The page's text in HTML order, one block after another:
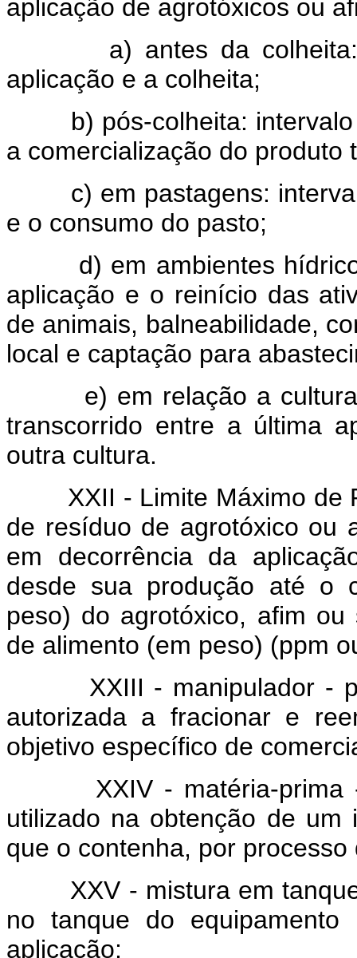
aplicação de agrotóxicos ou
a) antes da
aplicação e a colheita;
b) pós-colheita:
a comercialização do produto
c) em pastagens:
e o consumo do pasto;
d) em ambientes
aplicação e o reinício das
de animais, balneabilidade,
local e captação para
e) em relação a
transcorrido entre a última
outra cultura.
XXII - Limite Máximo de
de resíduo de agrotóxico ou
em decorrência da
desde sua produção até o
peso) do agrotóxico, afim
de alimento (em peso) (ppm
XXIII - manipulador -
autorizada a fracionar e
objetivo específico de
XXIV - matéria-
utilizado na obtenção de
que o contenha, por
XXV - mistura em
no tanque do equipamento
aplicação;